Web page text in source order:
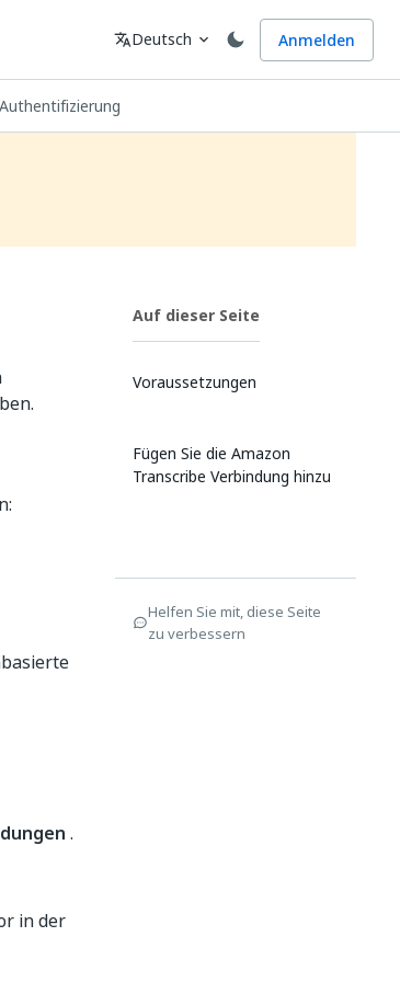
Sprache
translateDeutsch expand_more Anmelden
.
in der
Auf dieser Seite
Voraussetzungen
Fügen Sie die Amazon
Transcribe Verbindung hinzu
Helfen Sie mit, diese Seite
zu verbessern